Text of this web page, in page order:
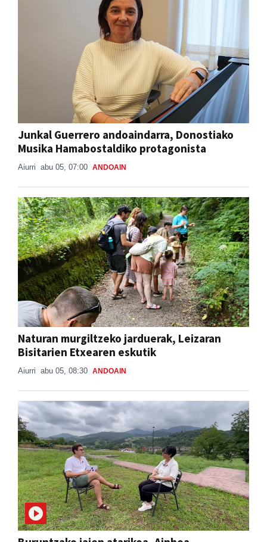
Junkal Guerrero andoaindarra, Donostiako
Musika Hamabostaldiko protagonista
Aiurri abu 05, 07:00 ANDOAIN
Naturan murgiltzeko jarduerak, Leizaran
Bisitarien Etxearen eskutik
Aiurri abu 05, 08:30 ANDOAIN